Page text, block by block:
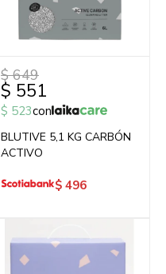
$ 551
$ 649
$ 523con
BLUTIVE 5,1 KG CARBÓN
ACTIVO
$ 496